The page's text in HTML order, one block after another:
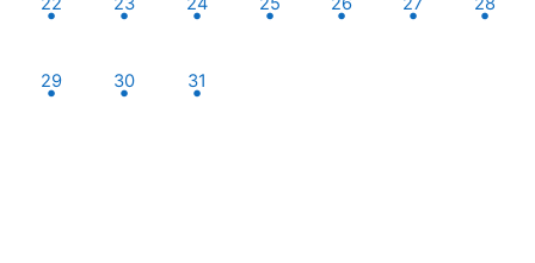
1 etkinlik, Pazartesi, 29 Temmuz
29 1 etkinlik, Salı, 30 Temmuz
30 1 etkinlik, Çarşamba, 31 Temmuz
31